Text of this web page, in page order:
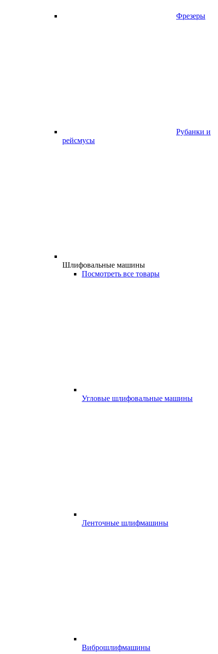
Фрезеры
Рубанки и
рейсмусы
Шлифовальные машины
Посмотреть все товары
Угловые шлифовальные машины
Ленточные шлифмашины
Виброшлифмашины